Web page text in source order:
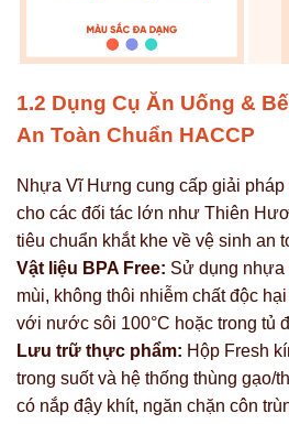
1.2 Dụng Cụ Ăn Uống &
An Toàn Chuẩn HACCP
Nhựa Vĩ Hưng cung cấp giải
cho các đối tác lớn như Thiên
tiêu chuẩn khắt khe về vệ sinh an
Vật liệu BPA Free: Sử dụng nhựa
mùi, không thôi nhiễm chất độc
với nước sôi 100°C hoặc trong tủ
Lưu trữ thực phẩm: Hộp Fresh
trong suốt và hệ thống thùng gạo/
có nắp đậy khít, ngăn chặn côn